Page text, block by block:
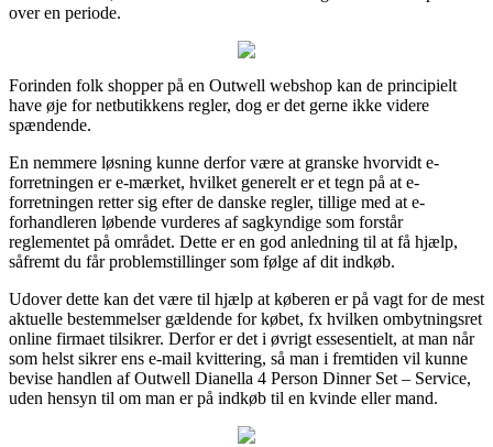
over en periode.
Forinden folk shopper på en Outwell webshop kan de principielt
have øje for netbutikkens regler, dog er det gerne ikke videre
spændende.
En nemmere løsning kunne derfor være at granske hvorvidt e-
forretningen er e-mærket, hvilket generelt er et tegn på at e-
forretningen retter sig efter de danske regler, tillige med at e-
forhandleren løbende vurderes af sagkyndige som forstår
reglementet på området. Dette er en god anledning til at få hjælp,
såfremt du får problemstillinger som følge af dit indkøb.
Udover dette kan det være til hjælp at køberen er på vagt for de mest
aktuelle bestemmelser gældende for købet, fx hvilken ombytningsret
online firmaet tilsikrer. Derfor er det i øvrigt essesentielt, at man når
som helst sikrer ens e-mail kvittering, så man i fremtiden vil kunne
bevise handlen af Outwell Dianella 4 Person Dinner Set – Service,
uden hensyn til om man er på indkøb til en kvinde eller mand.